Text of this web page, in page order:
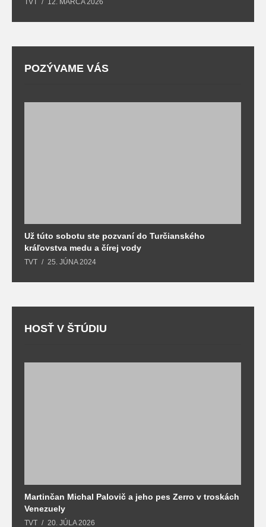
POZÝVAME VÁS
Už túto sobotu ste pozvaní do Turčianského
kráľovstva medu a čírej vody
TVT 25. JÚNA 2024
HOSŤ V ŠTÚDIU
Martinčan Michal Palovič a jeho pes Zerro v troskách
Venezuely
TVT 20. JÚLA 2026